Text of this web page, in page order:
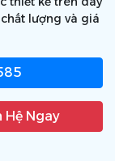
lượng và giá
Hệ Ngay